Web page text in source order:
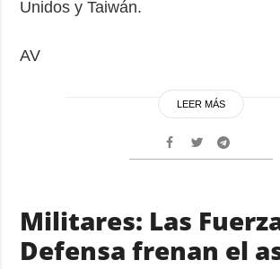
Unidos y Taiwán.
AV
LEER MÁS
Militares: Las
Defensa frenan el